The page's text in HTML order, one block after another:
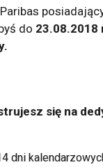
do 23.08.2018
się na
dni